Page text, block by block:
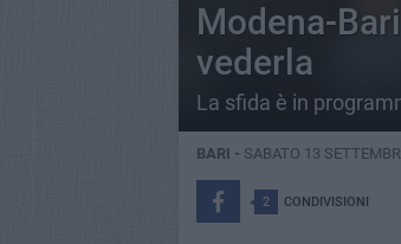
Modena-
vederla
La sfida è in
BARI - SABATO 13
2 CONDIVISIONI